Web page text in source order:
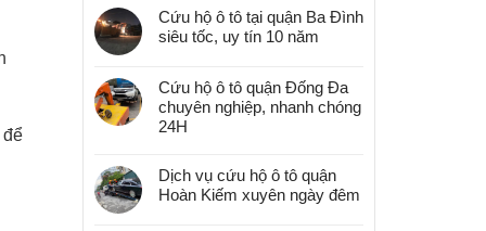
để
Cứu hộ ô tô tại quận Ba Đình
siêu tốc, uy tín 10 năm
Cứu hộ ô tô quận Đống Đa
chuyên nghiệp, nhanh chóng
24H
Dịch vụ cứu hộ ô tô quận
Hoàn Kiếm xuyên ngày đêm